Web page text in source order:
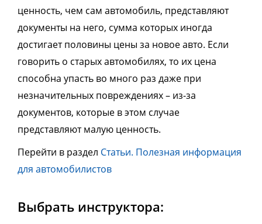
ценность, чем сам автомобиль, представляют
документы на него, сумма которых иногда
достигает половины цены за новое авто. Если
говорить о старых автомобилях, то их цена
способна упасть во много раз даже при
незначительных повреждениях – из-за
документов, которые в этом случае
представляют малую ценность.
Перейти в раздел Статьи. Полезная информация
для автомобилистов
Выбрать инструктора: